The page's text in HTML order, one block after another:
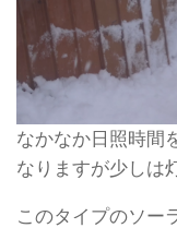
なかなか日照時間
なりますが少しは
このタイプのソー